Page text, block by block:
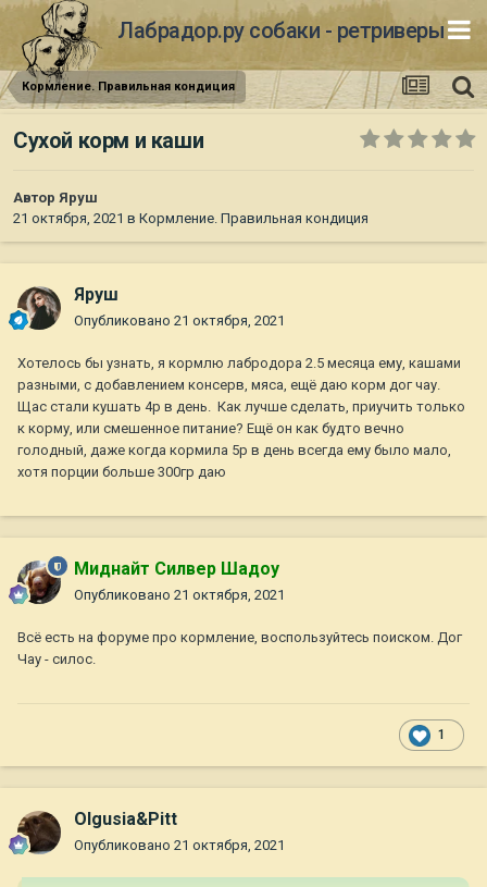
Лабрадор.ру собаки - ретриверы
Кормление. Правильная кондиция
Сухой корм и каши
Автор Яруш
21 октября, 2021 в Кормление. Правильная кондиция
Яруш
Опубликовано 21 октября, 2021
Хотелось бы узнать, я кормлю лабродора 2.5 месяца ему, кашами
разными, с добавлением консерв, мяса, ещё даю корм дог чау.
Щас стали кушать 4р в день. Как лучше сделать, приучить только
к корму, или смешенное питание? Ещё он как будто вечно
голодный, даже когда кормила 5р в день всегда ему было мало,
хотя порции больше 300гр даю
Миднайт Силвер Шадоу
Опубликовано 21 октября, 2021
Всё есть на форуме про кормление, воспользуйтесь поиском. Дог
Чау - силос.
1
Olgusia&Pitt
Опубликовано 21 октября, 2021